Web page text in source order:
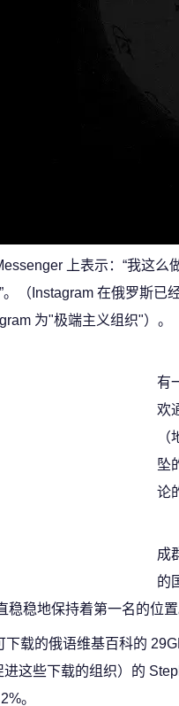
上表示：“我这
。（Instagram 在俄罗斯
为"极端主义组织"）。
有
欢
坠
论
成
的
稳地保持着第一名的位置
下载的俄语维基百科的
进这些下载的组织）的
。